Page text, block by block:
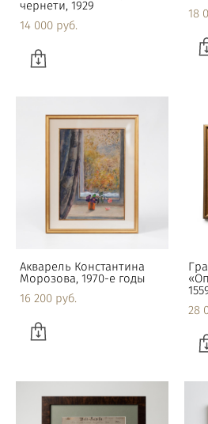
чернети, 1929
14 000 pуб.
18
Акварель Константина
Морозова, 1970-е годы
16 200 pуб.
28